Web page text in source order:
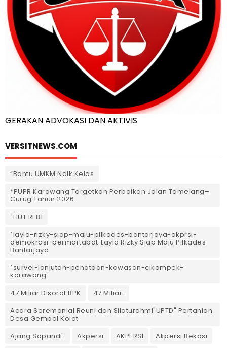
GERAKAN ADVOKASI DAN AKTIVIS
VERSITNEWS.COM
“Bantu UMKM Naik Kelas
*PUPR Karawang Targetkan Perbaikan Jalan Tamelang–
Curug Tahun 2026
`HUT RI 81
`layla-rizky-siap-maju-pilkades-bantarjaya-akprsi-
demokrasi-bermartabat`Layla Rizky Siap Maju Pilkades
Bantarjaya
`survei-lanjutan-penataan-kawasan-cikampek-
karawang`
47 Miliar Disorot BPK
47 Miliar.
Acara Seremonial Reuni dan Silaturahmi"UPTD" Pertanian
Desa Gempol Kolot
Ajang Sopandi`
Akpersi AKPERSI
Akpersi Bekasi